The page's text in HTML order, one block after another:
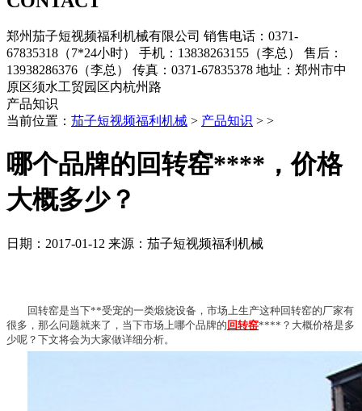
郑州茄子短视频福利机械有限公司 销售电话：0371-
67835318（7*24小时）
手机：13838263155（李总）
售后：
13938286376（李总）
传真：0371-67835378 地址：郑州市中
原区须水工贸园区内杭州路
产品知识
当前位置： 茄子短视频福利机械 > 产品知识 > >
哪个品牌的回转窑****，价格
大概多少？
日期：2017-01-12 来源：茄子短视频福利机械
回转窑是当下**受宠的一类煅烧设备，市场上生产这种回转窑的厂家有
很多，那么问题就来了，当下市场上哪个品牌的回转窑****？大概价格是多
少呢？下文将会为大家做详细分析。